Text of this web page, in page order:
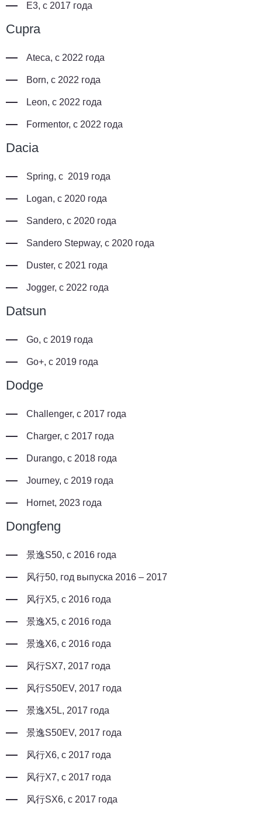
E3, с 2017 года
Cupra
Ateca, с 2022 года
Born, с 2022 года
Leon, с 2022 года
Formentor, с 2022 года
Dacia
Spring, с 2019 года
Logan, с 2020 года
Sandero, с 2020 года
Sandero Stepway, с 2020 года
Duster, с 2021 года
Jogger, с 2022 года
Datsun
Go, с 2019 года
Go+, с 2019 года
Dodge
Challenger, с 2017 года
Charger, с 2017 года
Durango, с 2018 года
Journey, с 2019 года
Hornet, 2023 года
Dongfeng
景逸S50, с 2016 года
风行50, год выпуска 2016 – 2017
风行X5, с 2016 года
景逸X5, с 2016 года
景逸X6, с 2016 года
风行SX7, 2017 года
风行S50EV, 2017 года
景逸X5L, 2017 года
景逸S50EV, 2017 года
风行X6, с 2017 года
风行X7, с 2017 года
风行SX6, с 2017 года